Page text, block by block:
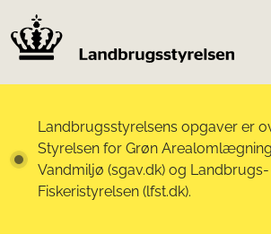
Landbrugsstyrelsens opgaver er
Styrelsen for Grøn
Vandmiljø (sgav.dk) og
Fiskeristyrelsen (lfst.dk).